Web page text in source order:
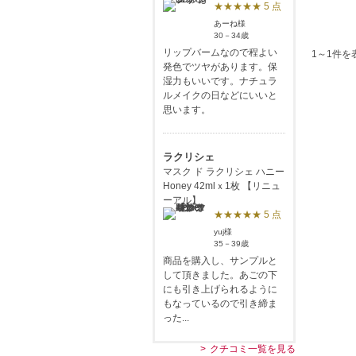
1～1件を
★★★★★ 5 点
あーね様
30－34歳
リップバームなので程よい
発色でツヤがあります。保
湿力もいいです。ナチュラ
ルメイクの日などにいいと
思います。
ラクリシェ
マスク ド ラクリシェ ハニー
Honey 42mlｘ1枚 【リニュ
ーアル】
★★★★★ 5 点
yuj様
35－39歳
商品を購入し、サンプルと
して頂きました。あごの下
にも引き上げられるように
もなっているので引き締ま
った...
クチコミ一覧を見る